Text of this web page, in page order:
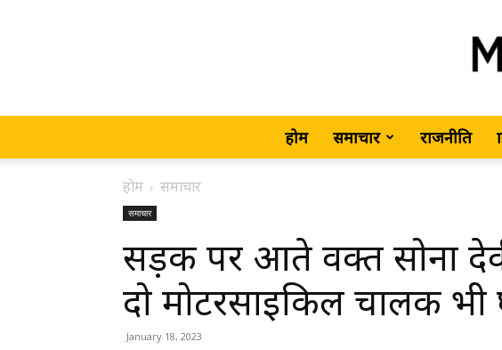
होम समाचार राजनीति
होम समाचार
समाचार
सड़क पर आते वक्त सोना
दो मोटरसाइकिल चालक भी
January 18, 2023